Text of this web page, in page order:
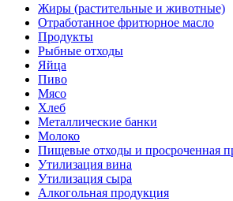
Жиры (растительные и животные)
Отработанное фритюрное масло
Продукты
Рыбные отходы
Яйца
Пиво
Мясо
Хлеб
Металлические банки
Молоко
Пищевые отходы и просроченная
Утилизация вина
Утилизация сыра
Алкогольная продукция